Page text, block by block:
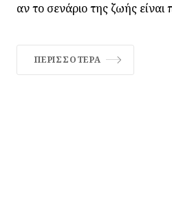
αν το σενάριο της ζωής είναι
ΠΕΡΙΣΣΌΤΕΡΑ